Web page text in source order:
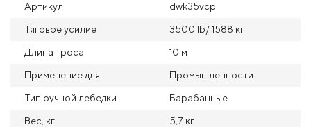
Артикул dwk35vcp
Тяговое усилие 3500 lb/ 1588 кг
Длина троса 10 м
Применение для Промышленности
Тип ручной лебедки Барабанные
Вес, кг 5,7 кг